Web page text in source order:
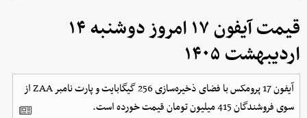
قیمت آیفون ۱۷ امروز دوشنبه ۱۴
اردیبهشت ۱۴۰۵
آیفون 17 پرومکس با فضای ذخیره‌سازی 256 گیگابایت و پارت نامبر ZAA از
سوی فروشندگان 415 میلیون تومان قیمت خورده است.